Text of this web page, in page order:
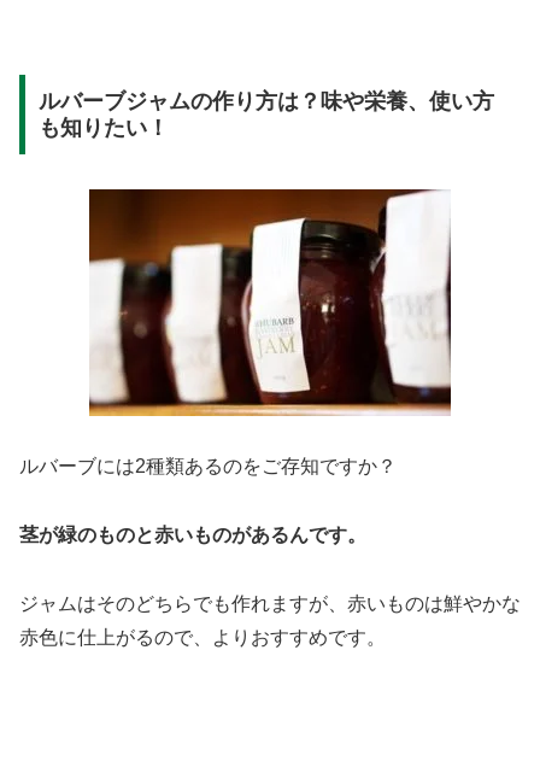
ルバーブジャムの作り方は？味や栄養、使い方
も知りたい！
ルバーブには2種類あるのをご存知ですか？
茎が緑のものと赤いものがあるんです。
ジャムはそのどちらでも作れますが、赤いものは鮮やかな
赤色に仕上がるので、よりおすすめです。